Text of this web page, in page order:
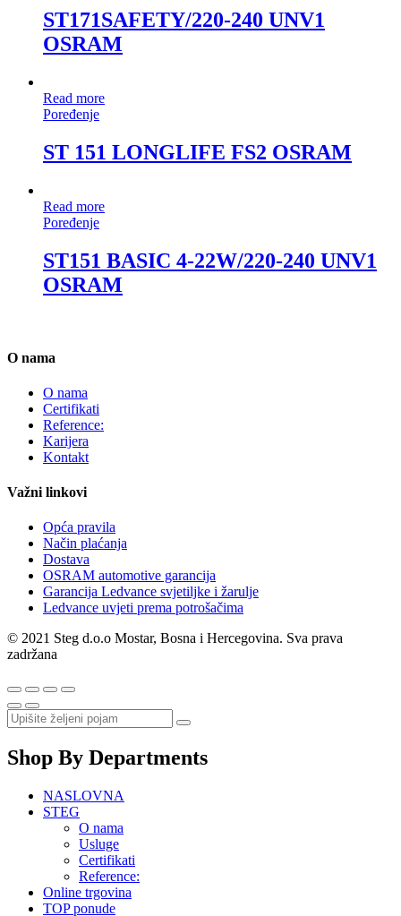
ST171SAFETY/220-240 UNV1
OSRAM
Read more
Poređenje
ST 151 LONGLIFE FS2 OSRAM
Read more
Poređenje
ST151 BASIC 4-22W/220-240 UNV1
OSRAM
O nama
O nama
Certifikati
Reference:
Karijera
Kontakt
Važni linkovi
Opća pravila
Način plaćanja
Dostava
OSRAM automotive garancija
Garancija Ledvance svjetiljke i žarulje
Ledvance uvjeti prema potrošačima
© 2021 Steg d.o.o Mostar, Bosna i Hercegovina. Sva prava
zadržana
Shop By Departments
NASLOVNA
STEG
O nama
Usluge
Certifikati
Reference:
Online trgovina
TOP ponude